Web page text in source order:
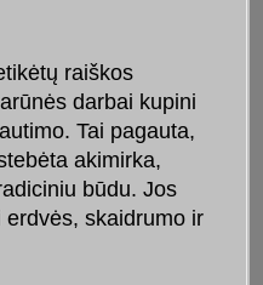
raiškos
darbai kupini
Tai pagauta,
akimirka,
būdu. Jos
erdvės, skaidrumo ir